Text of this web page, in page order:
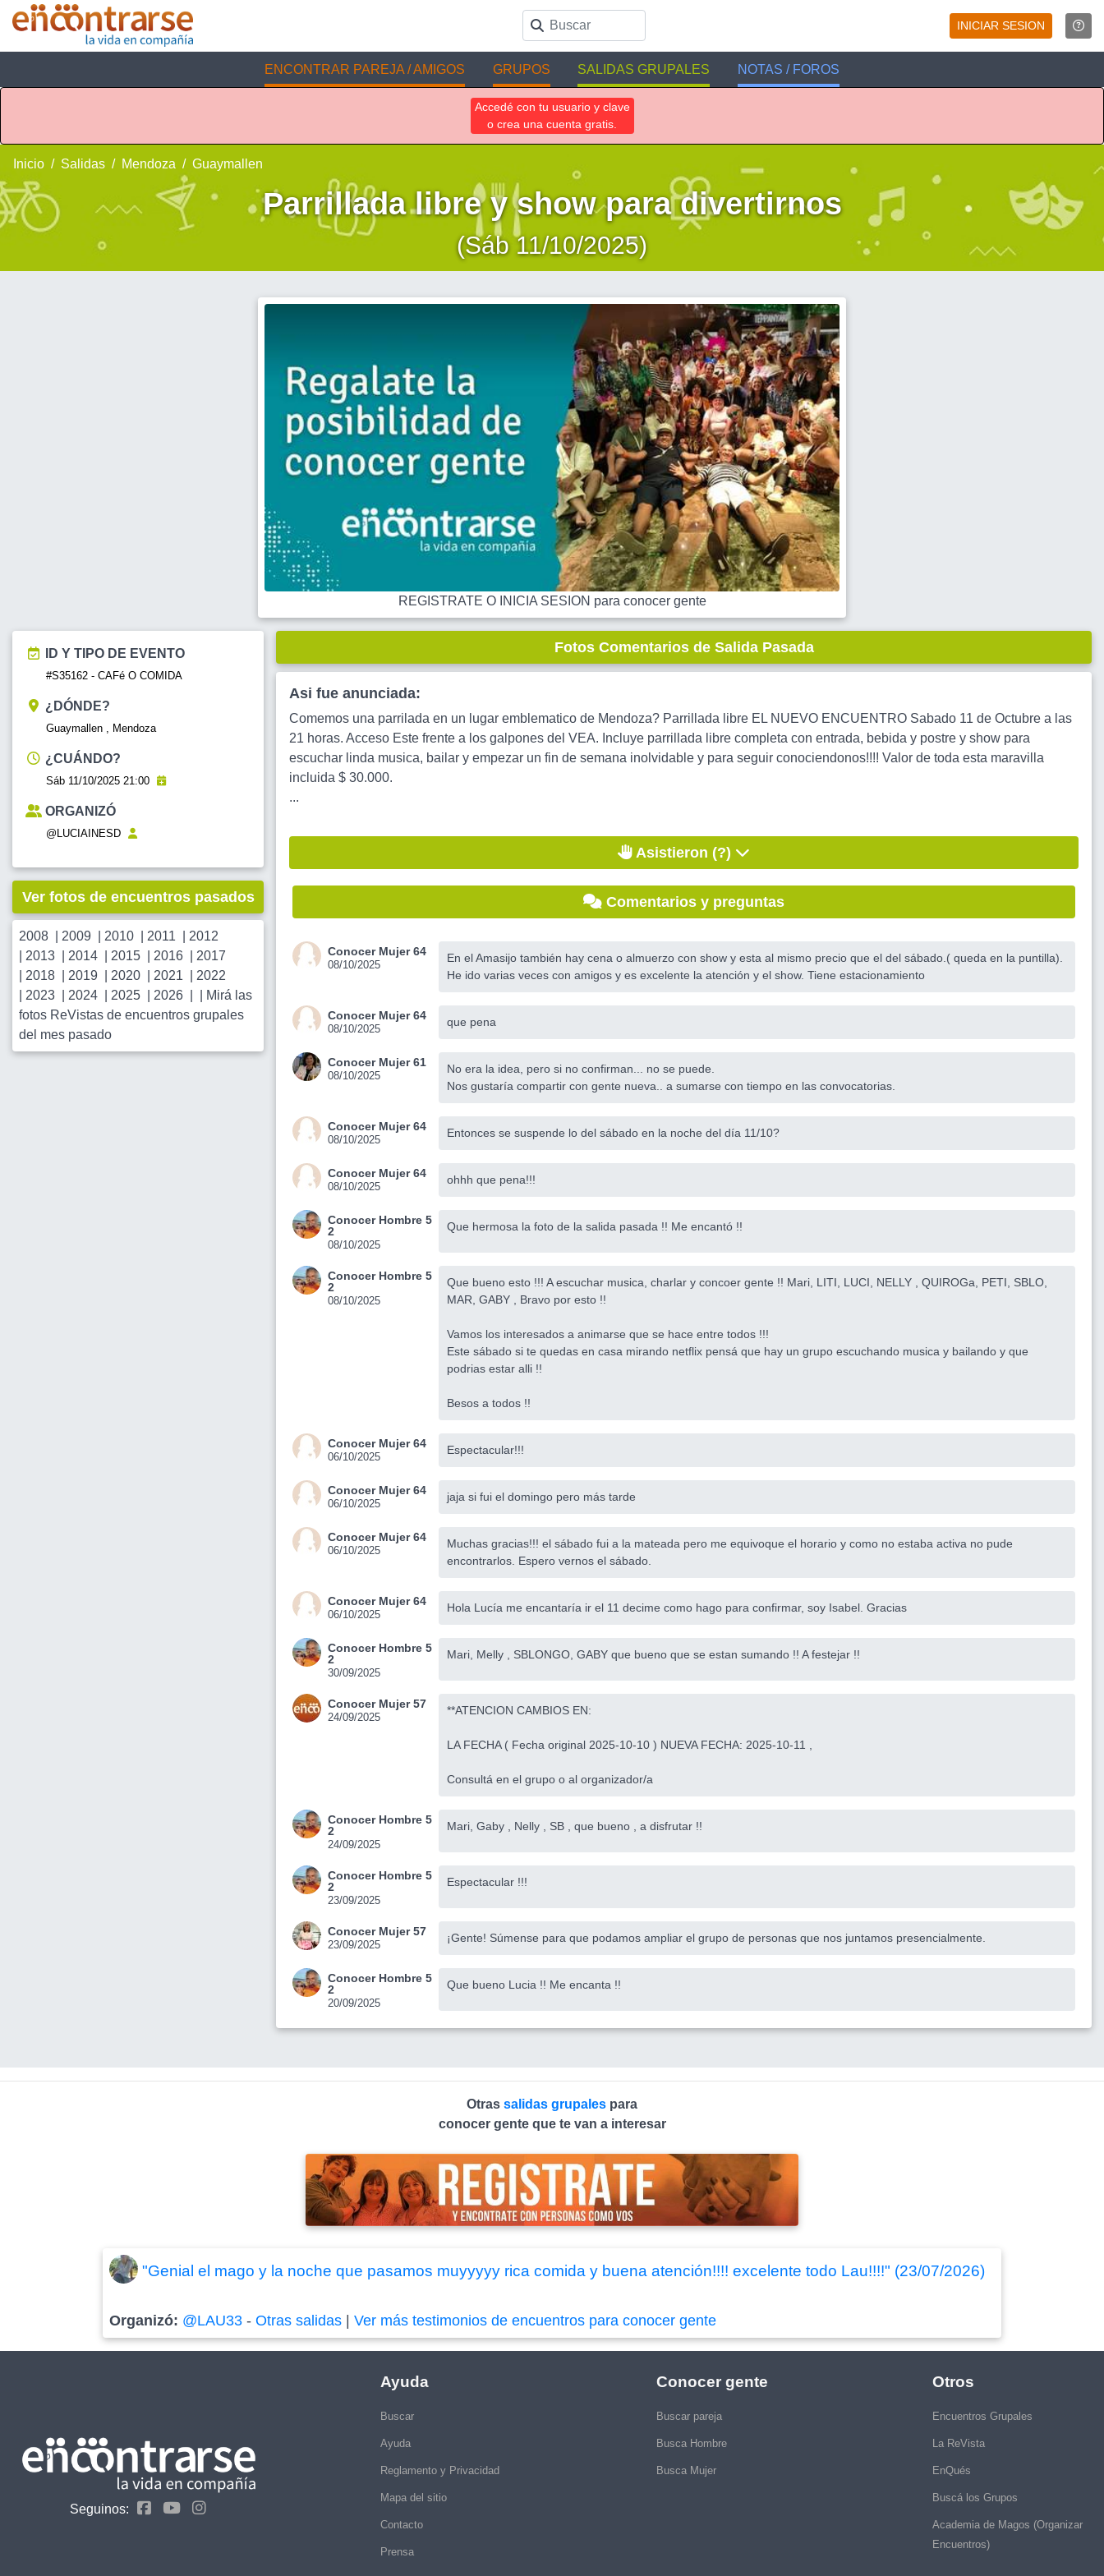
INICIAR SESION
ENCONTRAR PAREJA / AMIGOS GRUPOS SALIDAS GRUPALES NOTAS / FOROS
Accedé con tu usuario y clave
o crea una cuenta gratis.
Inicio Salidas Mendoza Guaymallen
Parrillada libre y show para divertirnos
(Sáb 11/10/2025)
REGISTRATE O INICIA SESION para conocer gente
ID Y TIPO DE EVENTO
#S35162 - CAFé O COMIDA
¿DÓNDE?
Guaymallen , Mendoza
¿CUÁNDO?
Sáb 11/10/2025 21:00
ORGANIZÓ
@LUCIAINESD
Ver fotos de encuentros pasados
2008 2009 2010 2011
2012
2013 2014 2015 2016
2017
2018 2019 2020 2021
2022
2023 2024 2025 2026
Mirá las
fotos ReVistas de encuentros grupales
del mes pasado
Fotos Comentarios de Salida Pasada
Asi fue anunciada:
Comemos una parrilada en un lugar emblematico de Mendoza? Parrillada libre EL NUEVO ENCUENTRO Sabado 11 de Octubre a las
21 horas. Acceso Este frente a los galpones del VEA. Incluye parrillada libre completa con entrada, bebida y postre y show para
escuchar linda musica, bailar y empezar un fin de semana inolvidable y para seguir conociendonos!!!! Valor de toda esta maravilla
incluida $ 30.000.
...
Asistieron (?)
Comentarios y preguntas
Conocer Mujer 64
08/10/2025
En el Amasijo también hay cena o almuerzo con show y esta al mismo precio que el del sábado.( queda en la puntilla).
He ido varias veces con amigos y es excelente la atención y el show. Tiene estacionamiento
Conocer Mujer 64
08/10/2025
que pena
Conocer Mujer 61
08/10/2025
No era la idea, pero si no confirman... no se puede.
Nos gustaría compartir con gente nueva.. a sumarse con tiempo en las convocatorias.
Conocer Mujer 64
08/10/2025
Entonces se suspende lo del sábado en la noche del día 11/10?
Conocer Mujer 64
08/10/2025
ohhh que pena!!!
Conocer Hombre 5
2
08/10/2025
Que hermosa la foto de la salida pasada !! Me encantó !!
Conocer Hombre 5
2
08/10/2025
Que bueno esto !!! A escuchar musica, charlar y concoer gente !! Mari, LITI, LUCI, NELLY , QUIROGa, PETI, SBLO,
MAR, GABY , Bravo por esto !!
Vamos los interesados a animarse que se hace entre todos !!!
Este sábado si te quedas en casa mirando netflix pensá que hay un grupo escuchando musica y bailando y que
podrias estar alli !!
Besos a todos !!
Conocer Mujer 64
06/10/2025
Espectacular!!!
Conocer Mujer 64
06/10/2025
jaja si fui el domingo pero más tarde
Conocer Mujer 64
06/10/2025
Muchas gracias!!! el sábado fui a la mateada pero me equivoque el horario y como no estaba activa no pude
encontrarlos. Espero vernos el sábado.
Conocer Mujer 64
06/10/2025
Hola Lucía me encantaría ir el 11 decime como hago para confirmar, soy Isabel. Gracias
Conocer Hombre 5
2
30/09/2025
Mari, Melly , SBLONGO, GABY que bueno que se estan sumando !! A festejar !!
Conocer Mujer 57
24/09/2025
**ATENCION CAMBIOS EN:
LA FECHA ( Fecha original 2025-10-10 ) NUEVA FECHA: 2025-10-11 ,
Consultá en el grupo o al organizador/a
Conocer Hombre 5
2
24/09/2025
Mari, Gaby , Nelly , SB , que bueno , a disfrutar !!
Conocer Hombre 5
2
23/09/2025
Espectacular !!!
Conocer Mujer 57
23/09/2025
¡Gente! Súmense para que podamos ampliar el grupo de personas que nos juntamos presencialmente.
Conocer Hombre 5
2
20/09/2025
Que bueno Lucia !! Me encanta !!
Otras salidas grupales para
conocer gente que te van a interesar
"Genial el mago y la noche que pasamos muyyyyy rica comida y buena atención!!!! excelente todo Lau!!!!" (23/07/2026)
Organizó: @LAU33 -Otras salidas |Ver más testimonios de encuentros para conocer gente
Seguinos:
Ayuda
Buscar
Ayuda
Reglamento y Privacidad
Mapa del sitio
Contacto
Prensa
Conocer gente
Buscar pareja
Busca Hombre
Busca Mujer
Otros
Encuentros Grupales
La ReVista
EnQués
Buscá los Grupos
Academia de Magos (Organizar
Encuentros)